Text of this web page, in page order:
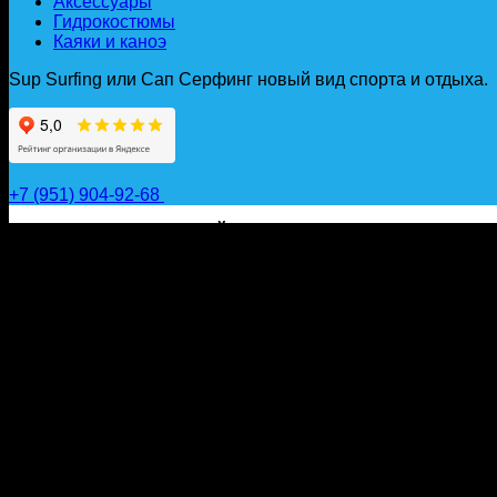
Гидрокостюмы
Каяки и каноэ
Sup Surfing или Сап Серфинг новый вид спорта и отдыха.
+7 (951) 904-92-68